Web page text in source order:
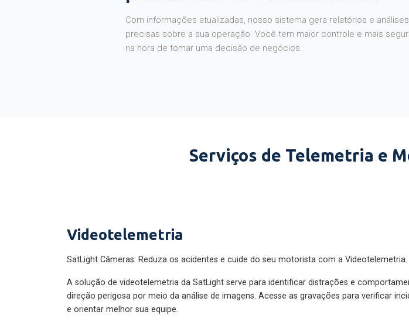
Com informações atualizadas, nosso sistema gera relatórios e análises
precisas sobre a sua operação. Você tem maior controle e mais
na hora de tomar uma decisão de negócios.
Serviços de Telemetria e
Videotelemetria
SatLight Câmeras: Reduza os acidentes e cuide do seu motorista com a Videotelemetria.
A solução de videotelemetria da SatLight serve para identificar distrações e
direção perigosa por meio da análise de imagens. Acesse as gravações para verificar
e orientar melhor sua equipe.